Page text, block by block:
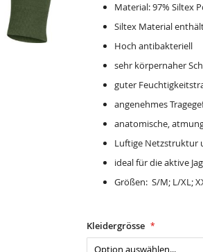
Material: 97% Siltex
Siltex Material
Hoch antibakteriell
sehr körpernaher
guter
angenehmes
anatomische,
Luftige Netzstruktur
ideal für die aktive
Größen: S/M; L/XL;
Kleidergrösse